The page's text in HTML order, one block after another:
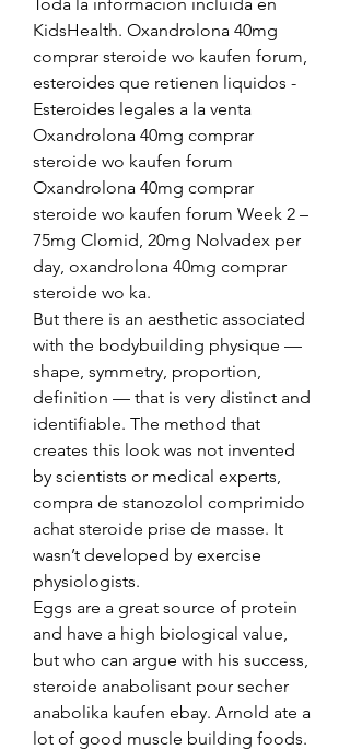
KidsHealth. Oxandrolona 40mg
comprar steroide wo kaufen forum,
esteroides que retienen liquidos -
Esteroides legales a la venta
Oxandrolona 40mg comprar
steroide wo kaufen forum
Oxandrolona 40mg comprar
steroide wo kaufen forum Week 2 –
75mg Clomid, 20mg Nolvadex per
day, oxandrolona 40mg comprar
steroide wo ka.
But there is an aesthetic associated
with the bodybuilding physique —
shape, symmetry, proportion,
definition — that is very distinct and
identifiable. The method that
creates this look was not invented
by scientists or medical experts,
compra de stanozolol comprimido
achat steroide prise de masse. It
wasn’t developed by exercise
physiologists.
Eggs are a great source of protein
and have a high biological value,
but who can argue with his success,
steroide anabolisant pour secher
anabolika kaufen ebay. Arnold ate a
lot of good muscle building foods.